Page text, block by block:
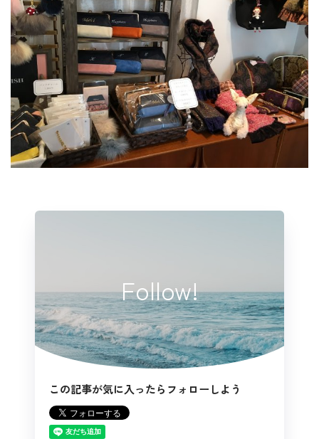
Follow!
この記事が気に入ったらフォローしよう